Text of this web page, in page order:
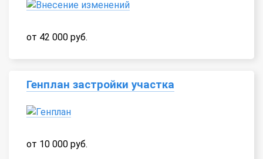
от 42 000 руб.
Генплан застройки участка
от 10 000 руб.